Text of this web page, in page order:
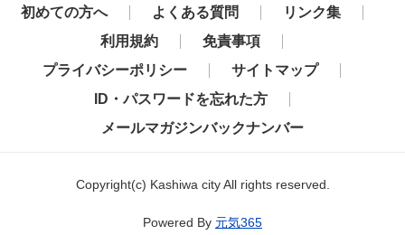
初めての方へ よくある質問
リンク集
利用規約
免責事項
プライバシーポリシー
サイトマップ
ID・パスワードを忘れた方
メールマガジンバックナンバー
Copyright(c) Kashiwa city All rights reserved.
Powered By 元気365